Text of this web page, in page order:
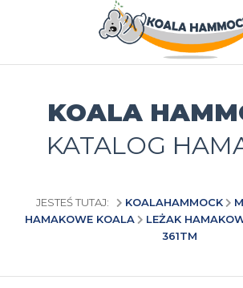
O NAS
GDZIE KUPIĆ
MEDIA
KOALA
KATALOG
JESTEŚ TUTAJ: KOALAHAMMOCK
HAMAKOWE KOALA
LEŻAK
361TM